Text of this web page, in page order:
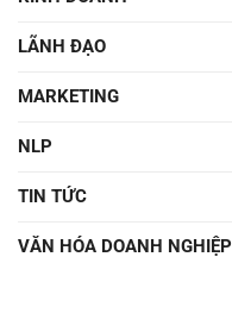
LÃNH ĐẠO
MARKETING
NLP
TIN TỨC
VĂN HÓA DOANH NGHIỆP